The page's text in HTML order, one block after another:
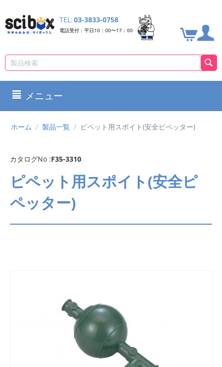
TEL:03-3833-0758
電話受付：平日10：00〜17：00
メニュー
ホーム / 製品一覧 / ピペット用スポイト(安全ピペッター)
カタログNo :F35-3310
ピペット用スポイト(安全ピ
ペッター)